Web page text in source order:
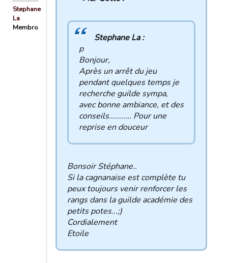
Stephane
La
Membro
Stephane La :
p
Bonjour,
Après un arrêt du jeu
pendant quelques temps je
recherche guilde sympa,
avec bonne ambiance, et des
conseils........... Pour une
reprise en douceur
Bonsoir Stéphane..
Si la cagnanaise est complète tu
peux toujours venir renforcer les
rangs dans la guilde académie des
petits potes...;)
Cordialement
Etoile